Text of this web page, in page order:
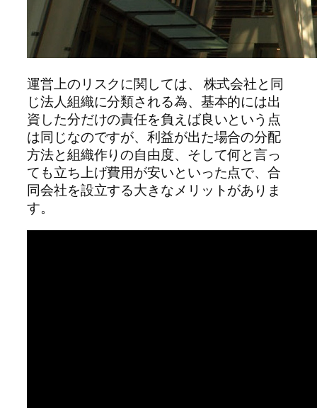
運営上のリスクに関しては、 株式会社と同
じ法人組織に分類される為、基本的には出
資した分だけの責任を負えば良いという点
は同じなのですが、利益が出た場合の分配
方法と組織作りの自由度、そして何と言っ
ても立ち上げ費用が安いといった点で、合
同会社を設立する大きなメリットがありま
す。